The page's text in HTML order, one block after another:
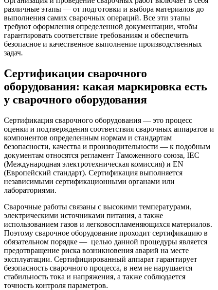
различные этапы — от подготовки и выбора материалов до
выполнения самих сварочных операций. Все эти этапы
требуют оформления определенной документации, чтобы
гарантировать соответствие требованиям и обеспечить
безопасное и качественное выполнение производственных
задач.
Сертификации сварочного
оборудования: какая маркировка есть
у сварочного оборудования
Сертификация сварочного оборудования — это процесс
оценки и подтверждения соответствия сварочных аппаратов и
компонентов определенным нормам и стандартам
безопасности, качества и производительности — к подобным
документам относятся регламент Таможенного союза, IEC
(Международная электротехническая комиссия) и EN
(Европейский стандарт). Сертификация выполняется
независимыми сертификационными органами или
лабораториями.
Сварочные работы связаны с высокими температурами,
электрическими источниками питания, а также
использованием газов и легковоспламеняющихся материалов.
Поэтому сварочное оборудование проходит сертификацию в
обязательном порядке — целью данной процедуры является
предотвращение риска возникновения аварий на месте
эксплуатации. Сертифицированный аппарат гарантирует
безопасность сварочного процесса, в нем не нарушается
стабильность тока и напряжения, а также соблюдается
точность контроля параметров.